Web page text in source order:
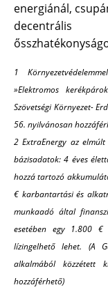
energiánál,
decentrális
1
»Elektromos
Szövetségi Környezet-
56. nyilvánosan
2 ExtraEnergy az
bázisadatok: 4 éves
hozzá tartozó
€ karbantartási és
munkaadó által
esetében egy 1.800
lízingelhető lehet. (A
alkalmából közzétett
hozzáférhető)